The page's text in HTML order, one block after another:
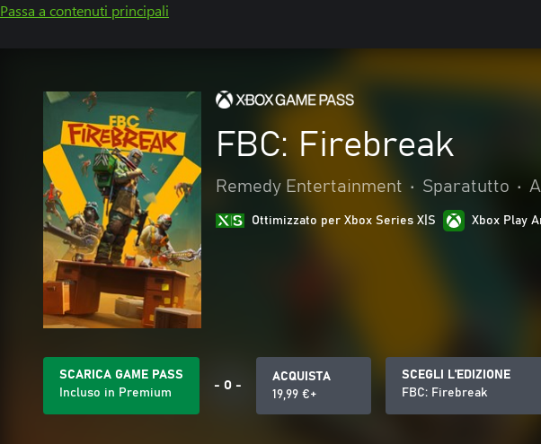
Passa a contenuti principali
FBC: Firebreak
Remedy Entertainment • Sparatutto •
Ottimizzato per Xbox Series X|S Xbox Play
SCARICA GAME PASS
Incluso in Premium
- O -
ACQUISTA
19,99 €+
SCEGLI L'EDIZIONE
FBC: Firebreak